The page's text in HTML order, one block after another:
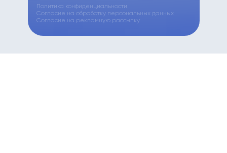
Политика конфиденциальности
Согласие на обработку персональных данных
Согласие на рекламную рассылку